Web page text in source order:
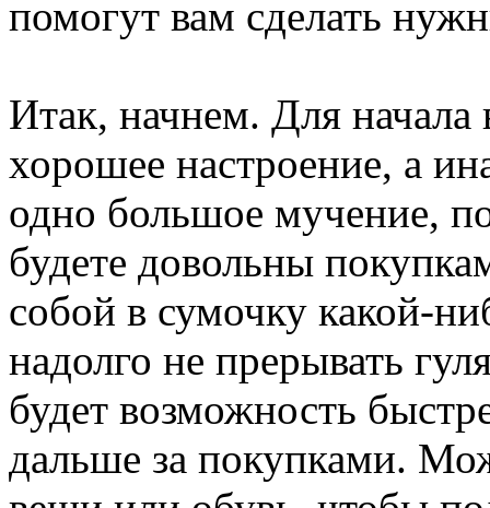
помогут вам сделать
Итак, начнем. Для начала
хорошее настроение, а
одно большое мучение,
будете довольны
собой в сумочку какой-
надолго не прерывать
будет возможность
дальше за покупками.